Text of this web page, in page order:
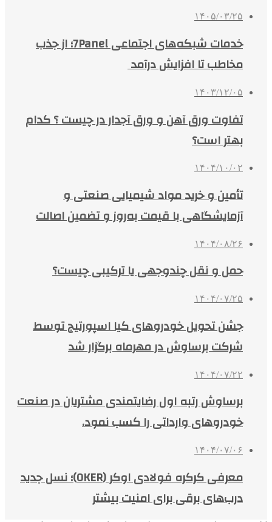
۱۴۰۵/۰۳/۲۵
خدمات شبکه‌های اجتماعی 7Panel؛ از جذب
مخاطب تا افزایش درآمد
۱۴۰۳/۱۲/۰۵
تفاوت ورق آهن و ورق آجدار در چیست ؟ کدام
بهتر است؟
۱۴۰۴/۱۰/۰۲
تأمین و خرید مواد شیمیایی صنعتی و
آزمایشگاهی با قیمت به‌روز و تضمین اصالت
۱۴۰۴/۰۸/۲۶
حمل و نقل چندوجهی یا ترکیبی چیست؟
۱۴۰۴/۰۷/۲۵
جشن تحویل خودروهای کیا اسپورتیج توسط
شرکت برساوش در مهرماه برگزار شد
۱۴۰۴/۰۷/۲۲
برساوش رتبه اول رضایتمندی مشتریان در صنعت
خودروهای وارداتی را کسب نمود.
۱۴۰۴/۰۷/۰۶
معرفی کرکره فولادی اوکر (OKER)؛ نسل جدید
درب‌های برقی برای امنیت بیشتر